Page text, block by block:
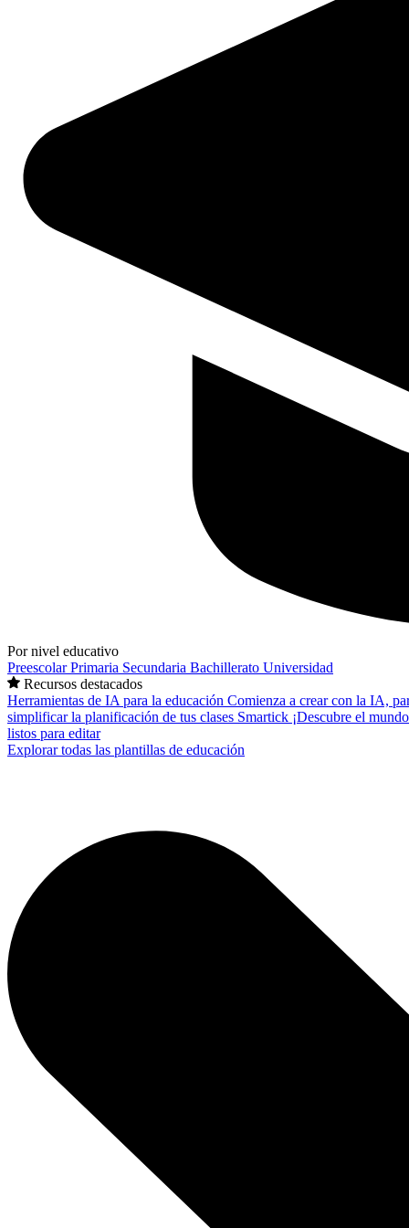
Por nivel educativo
PreescolarPrimaria Secundaria Bachillerato Universidad
Recursos destacados
Herramientas de IA para la educación Comienza a crear con la IA,
simplificar la planificación de tus clases Smartick ¡Descubre el
listos para editar
Explorar todas las plantillas de educación